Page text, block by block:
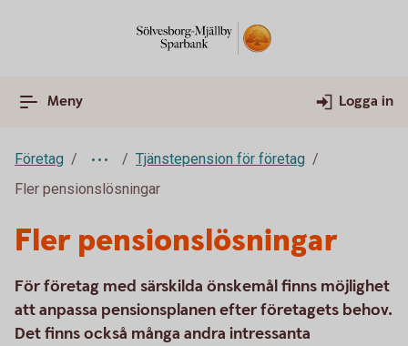
Meny Logga in
Företag
Tjänstepension för företag
Fler pensionslösningar
Fler pensionslösningar
För företag med särskilda önskemål finns möjlighet
att anpassa pensionsplanen efter företagets behov.
Det finns också många andra intressanta